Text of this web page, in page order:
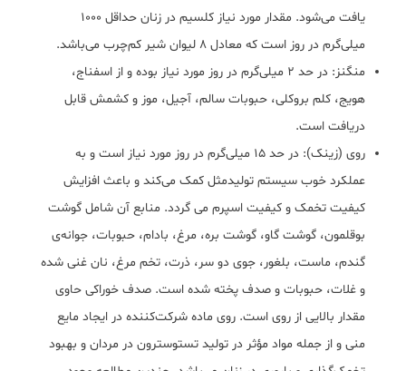
یافت می‌شود. مقدار مورد نیاز کلسیم در زنان حداقل 1000
میلی‌گرم در روز است که معادل 8 لیوان شیر کم‌چرب می‌باشد.
منگنز: در حد 2 میلی‌گرم در روز مورد نیاز بوده و از اسفناج،
هویج، کلم بروکلی، حبوبات سالم، آجیل، موز و کشمش قابل
دریافت است.
روی (زینک): در حد 15 میلی‌گرم در روز مورد نیاز است و به
عملکرد خوب سیستم تولیدمثل کمک می‌کند و باعث افزایش
کیفیت تخمک و کیفیت اسپرم می گردد. منابع آن شامل گوشت
بوقلمون، گوشت گاو، گوشت بره، مرغ، بادام، حبوبات، جوانه‌ی
گندم، ماست، بلغور، جوی دو سر، ذرت، تخم مرغ، نان غنی شده
و غلات، حبوبات و صدف پخته شده است. صدف خوراکی حاوی
مقدار بالایی از روی است. روی ماده شرکت‌کننده در ایجاد مایع
منی و از جمله مواد مؤثر در تولید تستوسترون در مردان و بهبود